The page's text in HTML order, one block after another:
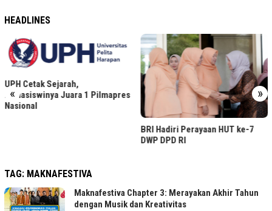
HEADLINES
« »
UPH Cetak Sejarah,
Mahasiswinya Juara 1 Pilmapres
Nasional
BRI Hadiri Perayaan HUT ke-7
DWP DPD RI
TAG: MAKNAFESTIVA
Maknafestiva Chapter 3: Merayakan Akhir Tahun
dengan Musik dan Kreativitas